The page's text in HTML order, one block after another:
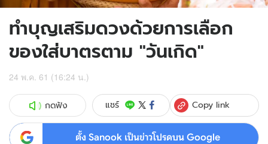
ทำบุญเสริมดวงด้วยการเลือก
ของใส่บาตรตาม "วันเกิด"
24 พ.ค. 61 (16:24 น.)
กดฟัง แชร์ Copy link
ตั้ง Sanook เป็นข่าวโปรดบน Google